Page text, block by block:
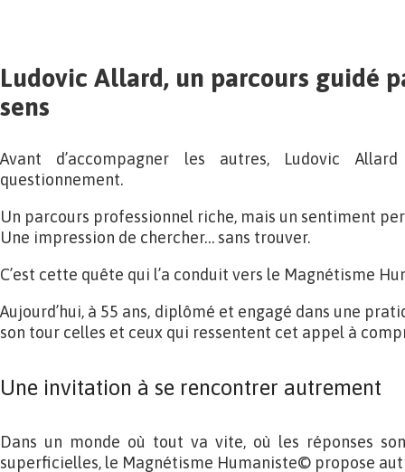
Ludovic Allard, un parcours guidé
sens
Avant d’accompagner les autres, Ludovic
questionnement.
Un parcours professionnel riche, mais un sentiment
Une impression de chercher… sans trouver.
C’est cette quête qui l’a conduit vers le Magnétisme
Aujourd’hui, à 55 ans, diplômé et engagé dans une
son tour celles et ceux qui ressentent cet appel à
Une invitation à se rencontrer autrement
Dans un monde où tout va vite, où les réponses
superficielles, le Magnétisme Humaniste© propose